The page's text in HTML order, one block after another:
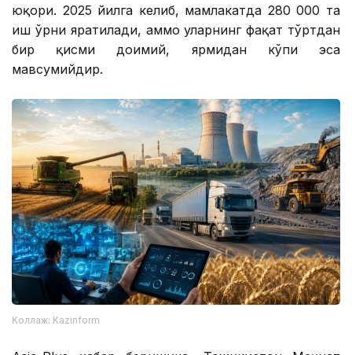
юқори. 2025 йилга келиб, мамлакатда 280 000 та
иш ўрни яратилади, аммо уларнинг фақат тўртдан
бир қисми доимий, ярмидан кўпи эса
мавсумийдир.
Коллаж: Kazinform